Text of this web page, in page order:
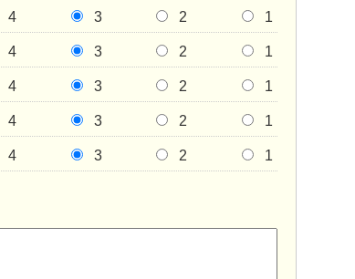
4 3 2 1
4 3 2 1
4 3 2 1
4 3 2 1
4 3 2 1